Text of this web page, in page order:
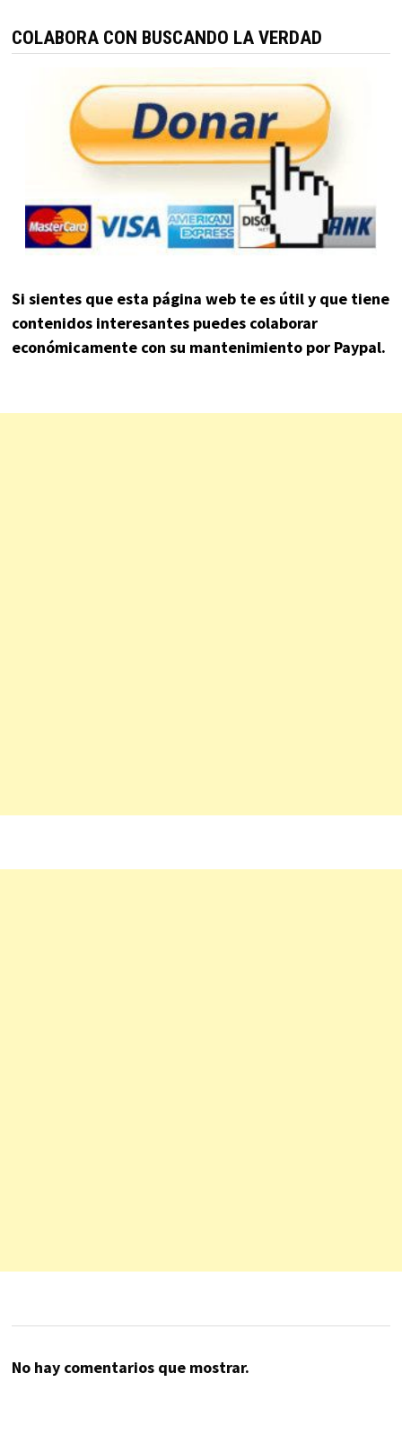
COLABORA CON BUSCANDO LA VERDAD
Si sientes que esta página web te es útil y que tiene
contenidos interesantes puedes colaborar
económicamente con su mantenimiento por Paypal.
No hay comentarios que mostrar.